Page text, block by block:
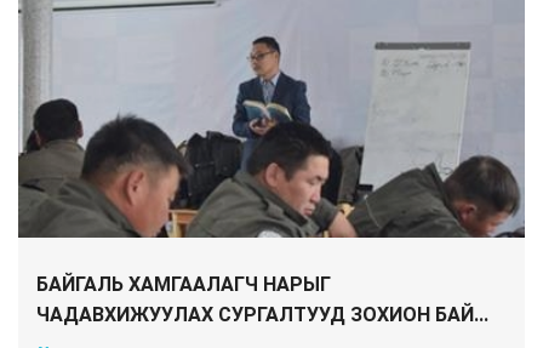
БАЙГАЛЬ ХАМГААЛАГЧ НАРЫГ
ЧАДАВХИЖУУЛАХ СУРГАЛТУУД ЗОХИОН БАЙ...